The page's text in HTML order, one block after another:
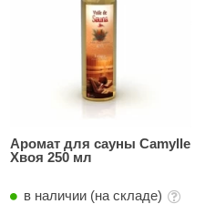
Аромат для сауны Camylle
Хвоя 250 мл
в наличии (на складе)